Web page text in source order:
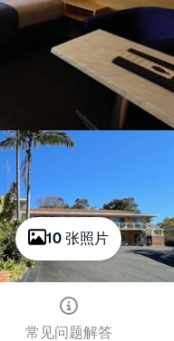
10 张照片
常见问题解答